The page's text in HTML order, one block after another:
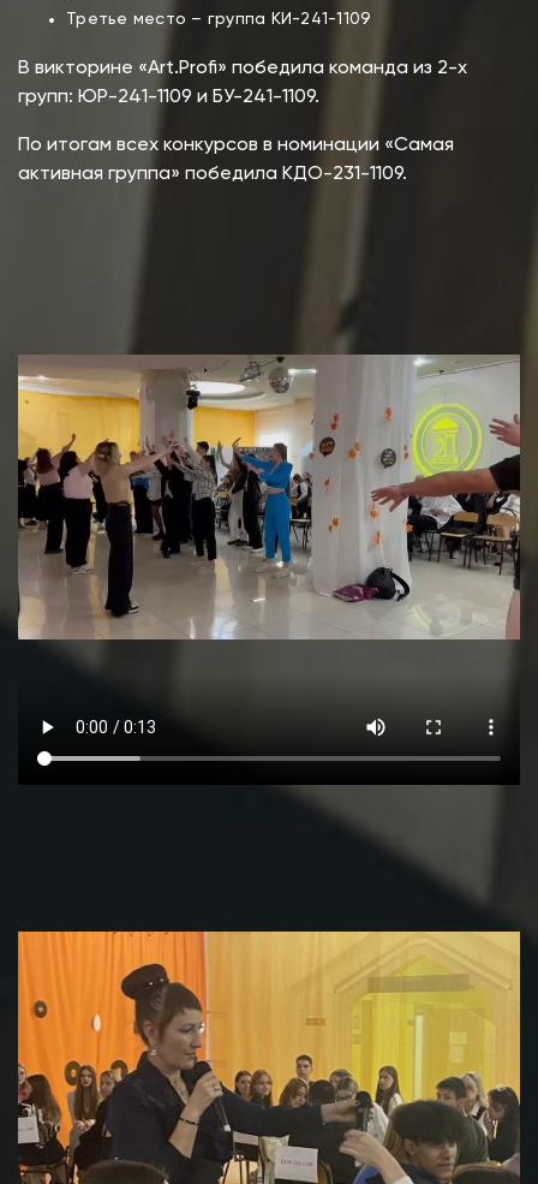
Третье место – группа КИ-241-1109
В викторине «Art.Profi» победила команда из 2-х
групп: ЮР-241-1109 и БУ-241-1109.
По итогам всех конкурсов в номинации «Самая
активная группа» победила КДО-231-1109.